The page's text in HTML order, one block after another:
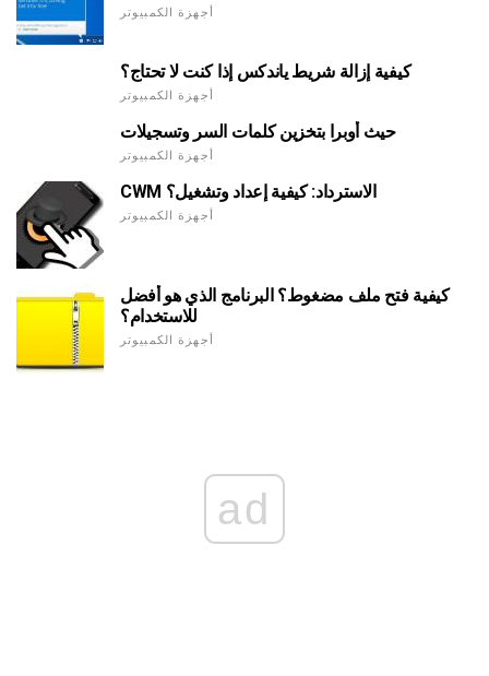
أجهزة الكمبيوتر
كيفية إزالة شريط ياندكس إذا كنت لا تحتاج؟
أجهزة الكمبيوتر
حيث أوبرا بتخزين كلمات السر وتسجيلات
أجهزة الكمبيوتر
CWM الاسترداد: كيفية إعداد وتشغيل؟
أجهزة الكمبيوتر
كيفية فتح ملف مضغوط؟ البرنامج الذي هو أفضل
للاستخدام؟
أجهزة الكمبيوتر
ad